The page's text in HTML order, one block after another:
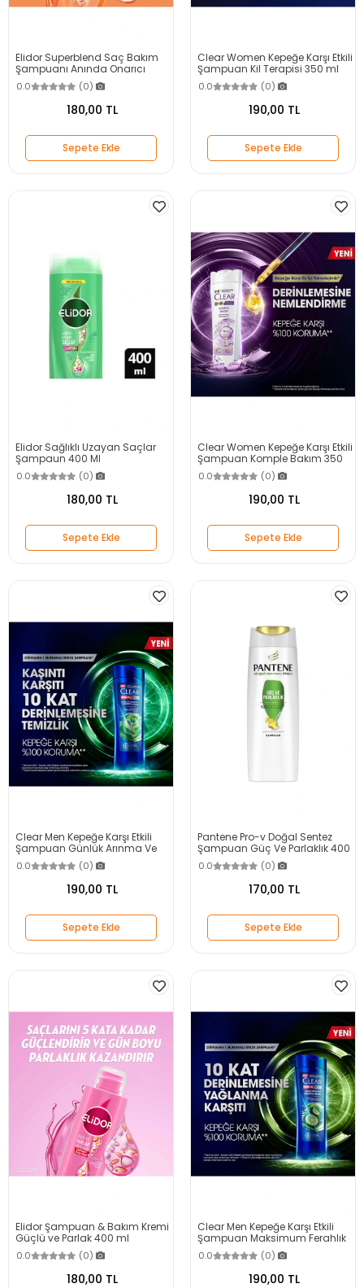
Elidor Superblend Saç Bakım
Şampuanı Anında Onarıcı
Bakım C Vitamini Keratin
Seramid 400 ml
0.0 (0)
180,00 TL
Sepete Ekle
Clear Women Kepeğe Karşı Etkili
Şampuan Kil Terapisi 350 ml
0.0 (0)
190,00 TL
Sepete Ekle
Elidor Sağlıklı Uzayan Saçlar
Şampaun 400 Ml
0.0 (0)
180,00 TL
Sepete Ekle
Clear Women Kepeğe Karşı Etkili
Şampuan Komple Bakım 350
ml
0.0 (0)
190,00 TL
Sepete Ekle
Clear Men Kepeğe Karşı Etkili
Şampuan Günlük Arınma Ve
Ferahlık 350 ml
0.0 (0)
190,00 TL
Sepete Ekle
Pantene Pro-v Doğal Sentez
Şampuan Güç Ve Parlaklık 400
Ml
0.0 (0)
170,00 TL
Sepete Ekle
Elidor Şampuan & Bakım Kremi
Güçlü ve Parlak 400 ml
0.0 (0)
180,00 TL
Clear Men Kepeğe Karşı Etkili
Şampuan Maksimum Ferahlık
350 ml
0.0 (0)
190,00 TL